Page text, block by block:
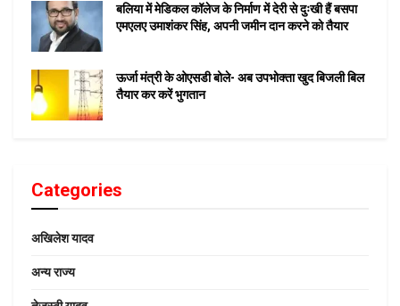
बलिया में मेडिकल कॉलेज के निर्माण में देरी से दुःखी हैं बसपा
एमएलए उमाशंकर सिंह, अपनी जमीन दान करने को तैयार
ऊर्जा मंत्री के ओएसडी बोले- अब उपभोक्ता खुद बिजली बिल
तैयार कर करें भुगतान
Categories
अखिलेश यादव
अन्य राज्य